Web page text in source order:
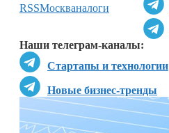
Наши телеграм-каналы:
Стартапы и технологии
Новые бизнес-тренды
RSSМоскваналоги